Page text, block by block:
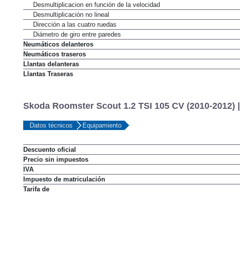
Desmultiplicacion en función de la velocidad
Desmultiplicación no lineal
Dirección a las cuatro ruedas
Diámetro de giro entre paredes
Neumáticos delanteros
Neumáticos traseros
Llantas delanteras
Llantas Traseras
Skoda Roomster Scout 1.2 TSI 105 CV (2010-2012) |
Datos técnicos Equipamiento
Descuento oficial
Precio sin impuestos
IVA
Impuesto de matriculación
Tarifa de